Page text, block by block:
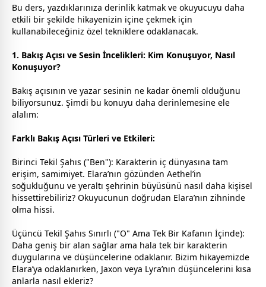
Bu ders, yazdıklarınıza derinlik katmak ve okuyucuyu daha
etkili bir şekilde hikayenizin içine çekmek için
kullanabileceğiniz özel tekniklere odaklanacak.
1. Bakış Açısı ve Sesin İncelikleri: Kim Konuşuyor, Nasıl
Konuşuyor?
Bakış açısının ve yazar sesinin ne kadar önemli olduğunu
biliyorsunuz. Şimdi bu konuyu daha derinlemesine ele
alalım:
Farklı Bakış Açısı Türleri ve Etkileri:
Birinci Tekil Şahıs ("Ben"): Karakterin iç dünyasına tam
erişim, samimiyet. Elara’nın gözünden Aethel’in
soğukluğunu ve yeraltı şehrinin büyüsünü nasıl daha kişisel
hissettirebiliriz? Okuyucunun doğrudan Elara’nın zihninde
olma hissi.
Üçüncü Tekil Şahıs Sınırlı ("O" Ama Tek Bir Kafanın İçinde):
Daha geniş bir alan sağlar ama hala tek bir karakterin
duygularına ve düşüncelerine odaklanır. Bizim hikayemizde
Elara’ya odaklanırken, Jaxon veya Lyra’nın düşüncelerini kısa
anlarla nasıl ekleriz?